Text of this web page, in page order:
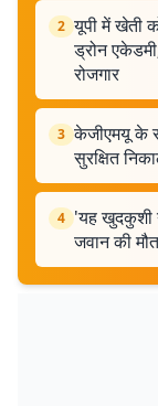
2 यूपी में खेती
ड्रोन
रोजगार
3 केजीएमयू के
सुरक्षित
4 'यह खुदकुशी
जवान की